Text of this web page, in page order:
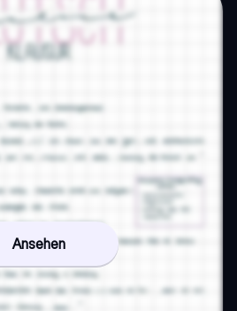
Ansehen